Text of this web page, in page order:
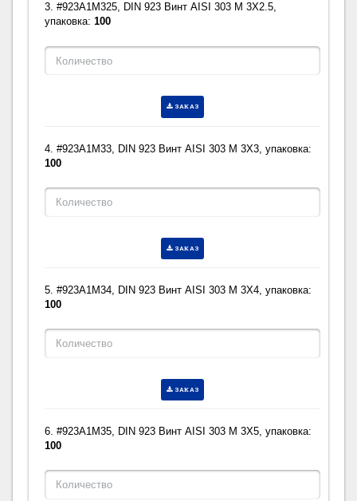
3. #923A1M325, DIN 923 Винт AISI 303 M 3X2.5,
упаковка:100
ЗАКАЗ
4. #923A1M33, DIN 923 Винт AISI 303 M 3X3, упаковка:
100
ЗАКАЗ
5. #923A1M34, DIN 923 Винт AISI 303 M 3X4, упаковка:
100
ЗАКАЗ
6. #923A1M35, DIN 923 Винт AISI 303 M 3X5, упаковка:
100